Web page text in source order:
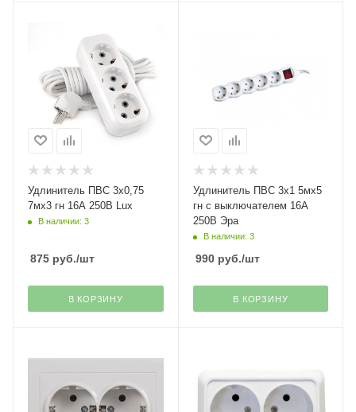
Удлинитель ПВС 3х0,75
7мх3 гн 16А 250В Lux
В наличии: 3
875 руб./шт
В КОРЗИНУ
Удлинитель ПВС 3х1 5мх5
гн с выключателем 16А
250В Эра
В наличии: 3
990руб./шт
В КОРЗИНУ